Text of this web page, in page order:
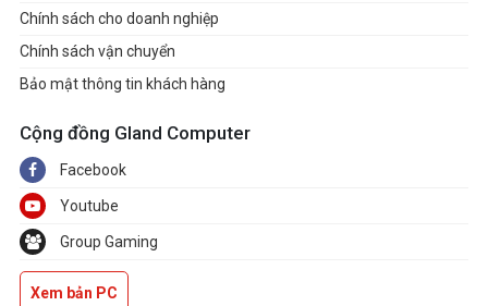
Chính sách cho doanh nghiệp
Chính sách vận chuyển
Bảo mật thông tin khách hàng
Cộng đồng Gland Computer
Facebook
Youtube
Group Gaming
Xem bản PC